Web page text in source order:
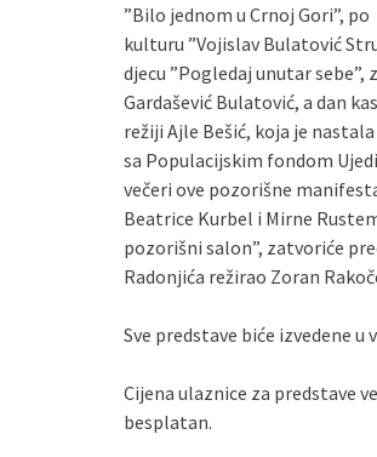
”Bilo jednom u Crnoj Gori”,
kulturu ”Vojislav Bulatović
djecu ”Pogledaj unutar
Gardašević Bulatović, a dan
režiji Ajle Bešić, koja je
sa Populacijskim fondom
večeri ove pozorišne
Beatrice Kurbel i Mirne
pozorišni salon”, zatvoriće
Radonjića režirao Zoran
Sve predstave biće izvedene
Cijena ulaznice za predstave
besplatan.